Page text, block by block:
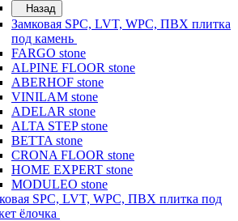
Назад
Замковая SPC, LVT, WPC, ПВХ плитка
под камень
FARGO stone
ALPINE FLOOR stone
ABERHOF stone
VINILAM stone
ADELAR stone
ALTA STEP stone
BETTA stone
CRONA FLOOR stone
HOME EXPERT stone
MODULEO stone
SPC, LVT, WPC, ПВХ плитка под
ёлочка